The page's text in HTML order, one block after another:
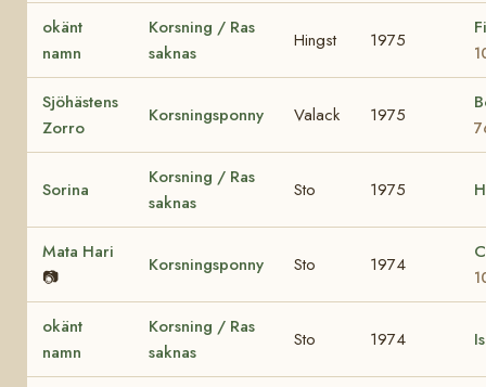
okänt
namn
Korsning / Ras
saknas
Hingst 1975
Sjöhästens
Zorro
Korsningsponny Valack 1975
Sorina
Korsning / Ras
saknas
Sto 1975
Mata Hari
📷
Korsningsponny Sto 1974
okänt
namn
Korsning / Ras
saknas
Sto 1974